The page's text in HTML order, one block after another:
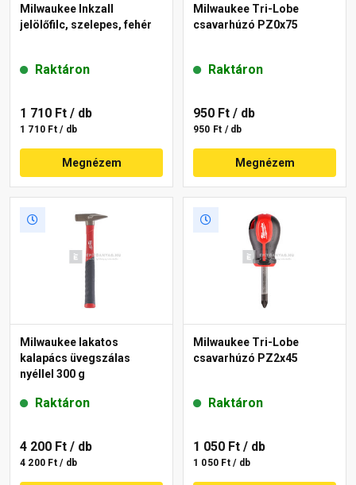
Milwaukee Inkzall
jelölőfilc, szelepes, fehér
Raktáron
1 710 Ft / db
1 710 Ft / db
Megnézem
Milwaukee Tri-Lobe
csavarhúzó PZ0x75
Raktáron
950 Ft / db
950 Ft / db
Megnézem
Milwaukee lakatos
kalapács üvegszálas
nyéllel 300 g
Raktáron
4 200 Ft / db
4 200 Ft / db
Milwaukee Tri-Lobe
csavarhúzó PZ2x45
Raktáron
1 050 Ft / db
1 050 Ft / db